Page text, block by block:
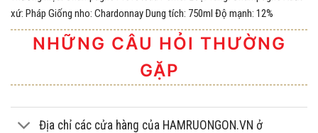
xứ: Pháp Giống nho: Chardonnay Dung tích: 750ml Độ mạnh: 12%
NHỮNG CÂU HỎI THƯỜNG
GẶP
Địa chỉ các cửa hàng của HAMRUONGON.VN ở